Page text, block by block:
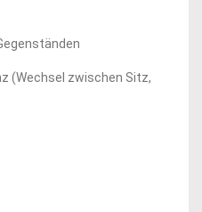
(Wechsel zwischen Sitz,